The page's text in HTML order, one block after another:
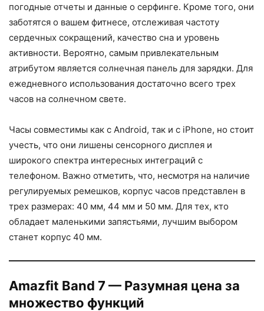
погодные отчеты и данные о серфинге. Кроме того, они
заботятся о вашем фитнесе, отслеживая частоту
сердечных сокращений, качество сна и уровень
активности. Вероятно, самым привлекательным
атрибутом является солнечная панель для зарядки. Для
ежедневного использования достаточно всего трех
часов на солнечном свете.
Часы совместимы как с Android, так и с iPhone, но стоит
учесть, что они лишены сенсорного дисплея и
широкого спектра интересных интеграций с
телефоном. Важно отметить, что, несмотря на наличие
регулируемых ремешков, корпус часов представлен в
трех размерах: 40 мм, 44 мм и 50 мм. Для тех, кто
обладает маленькими запястьями, лучшим выбором
станет корпус 40 мм.
Amazfit Band 7 — Разумная цена за
множество функций